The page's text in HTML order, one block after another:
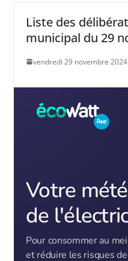
Liste des
municipal du 29
vendredi 29 novembre 2024